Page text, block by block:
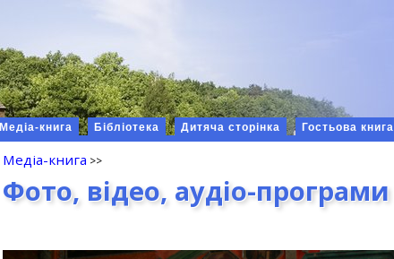
Медіа-книга Бібліотека Дитяча сторінка Гостьова книга
Медіа-книга
Фото, відео, аудіо-програми